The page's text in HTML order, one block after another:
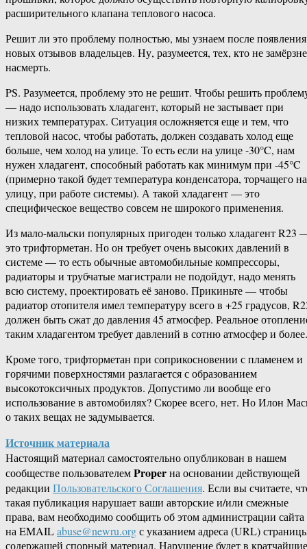
расширительного клапана теплового насоса.
Решит ли это проблему полностью, мы узнаем после появления
новых отзывов владельцев. Ну, разумеется, тех, кто не
насмерть.
PS. Разумеется, проблему это не решит. Чтобы решить
— надо использовать хладагент, который не застывает при
низких температурах. Ситуация осложняется еще и тем, что
тепловой насос, чтобы работать, должен создавать холод еще
больше, чем холод на улице. То есть если на улице -30°C, нам
нужен хладагент, способный работать как минимум при -45°C
(примерно такой будет температура конденсатора, торчащего на
улицу, при работе системы). А такой хладагент — это
специфическое вещество совсем не широкого применения.
Из мало-мальски популярных пригоден только хладагент R23
это трифторметан. Но он требует очень высоких давлений в
системе — то есть обычные автомобильные компрессоры,
радиаторы и трубчатые магистрали не подойдут, надо менять
всю систему, проектировать её заново. Прикиньте — чтобы
радиатор отопителя имел температуру всего в +25 градусов,
должен быть сжат до давления 45 атмосфер. Реальное
таким хладагентом требует давлений в сотню атмосфер и более.
Кроме того, трифторметан при соприкосновении с пламенем и
горячими поверхностями разлагается с образованием
высокотоксичных продуктов. Допустимо ли вообще его
использование в автомобилях? Скорее всего, нет. Но Илон
о таких вещах не задумывается.
Источник материала
Настоящий материал самостоятельно опубликован в нашем
сообществе пользователемProperна основании действующей
редакции Пользовательского Соглашения. Если вы считаете,
такая публикация нарушает ваши авторские и/или смежные
права, вам необходимо сообщить об этом администрации сайта
на EMAILabuse@newru.orgс указанием адреса (URL)
содержащей спорный материал. Нарушение будет в кратчайшие